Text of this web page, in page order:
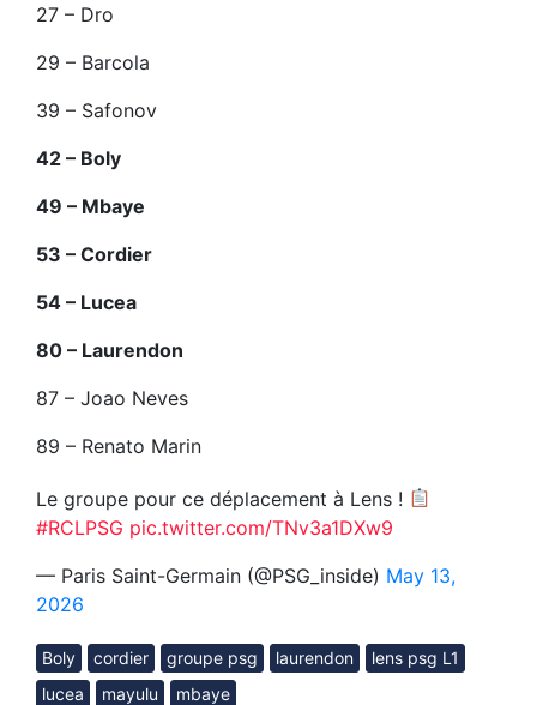
27 – Dro
29 – Barcola
39 – Safonov
42 – Boly
49 – Mbaye
53 – Cordier
54 – Lucea
80 – Laurendon
87 – Joao Neves
89 – Renato Marin
Le groupe pour ce déplacement à Lens !
#RCLPSG pic.twitter.com/TNv3a1DXw9
— Paris Saint-Germain (@PSG_inside) May 13,
2026
Boly cordier groupe psg laurendon
lens psg L1
lucea
mayulu mbaye